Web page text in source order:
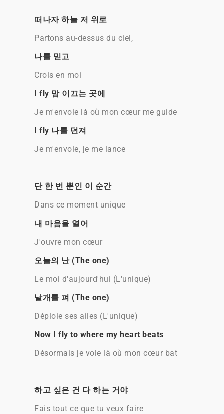
떠나자 하늘 저 위로
Partons au-dessus du ciel,
나를 믿고
Crois en moi
I fly 맘 이끄는 곳에
Je m'envole là où mon cœur me guide
I fly 나를 던져
Je m'envole, je me lance
단 한 번 뿐인 이 순간
Dans ce moment unique
내 마음을 열어
J'ouvre mon cœur
오늘의 난 (The one)
Le moi d'aujourd'hui (L'unique)
날개를 펴 (The one)
Déploie ses ailes (L'unique)
Now I fly to where my heart beats
Désormais je vole là où mon cœur bat
하고 싶은 건 다 하는 거야
Fais tout ce que tu veux faire